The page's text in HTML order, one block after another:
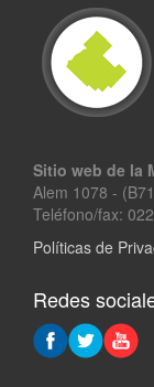
Sitio web de la
Alem 1078 -
Teléfono/fax:
Políticas de
Redes